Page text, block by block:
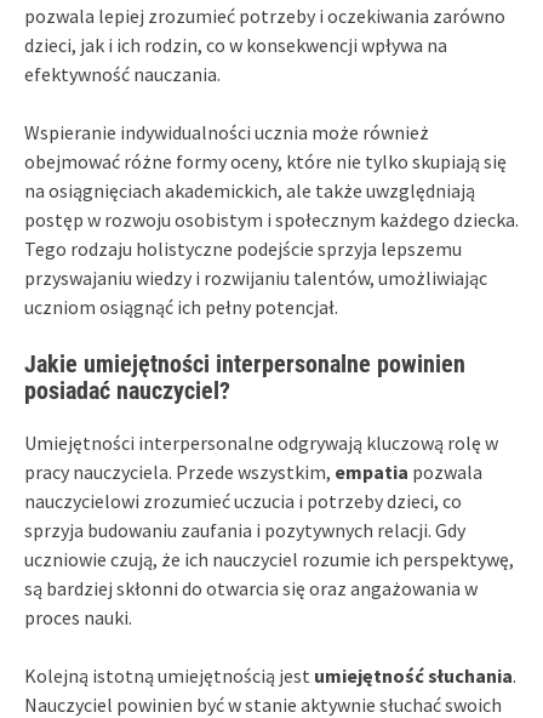
pozwala lepiej zrozumieć potrzeby i oczekiwania zarówno
dzieci, jak i ich rodzin, co w konsekwencji wpływa na
efektywność nauczania.
Wspieranie indywidualności ucznia może również
obejmować różne formy oceny, które nie tylko skupiają się
na osiągnięciach akademickich, ale także uwzględniają
postęp w rozwoju osobistym i społecznym każdego dziecka.
Tego rodzaju holistyczne podejście sprzyja lepszemu
przyswajaniu wiedzy i rozwijaniu talentów, umożliwiając
uczniom osiągnąć ich pełny potencjał.
Jakie umiejętności interpersonalne powinien
posiadać nauczyciel?
Umiejętności interpersonalne odgrywają kluczową rolę w
pracy nauczyciela. Przede wszystkim, empatia pozwala
nauczycielowi zrozumieć uczucia i potrzeby dzieci, co
sprzyja budowaniu zaufania i pozytywnych relacji. Gdy
uczniowie czują, że ich nauczyciel rozumie ich perspektywę,
są bardziej skłonni do otwarcia się oraz angażowania w
proces nauki.
Kolejną istotną umiejętnością jest umiejętność słuchania.
Nauczyciel powinien być w stanie aktywnie słuchać swoich